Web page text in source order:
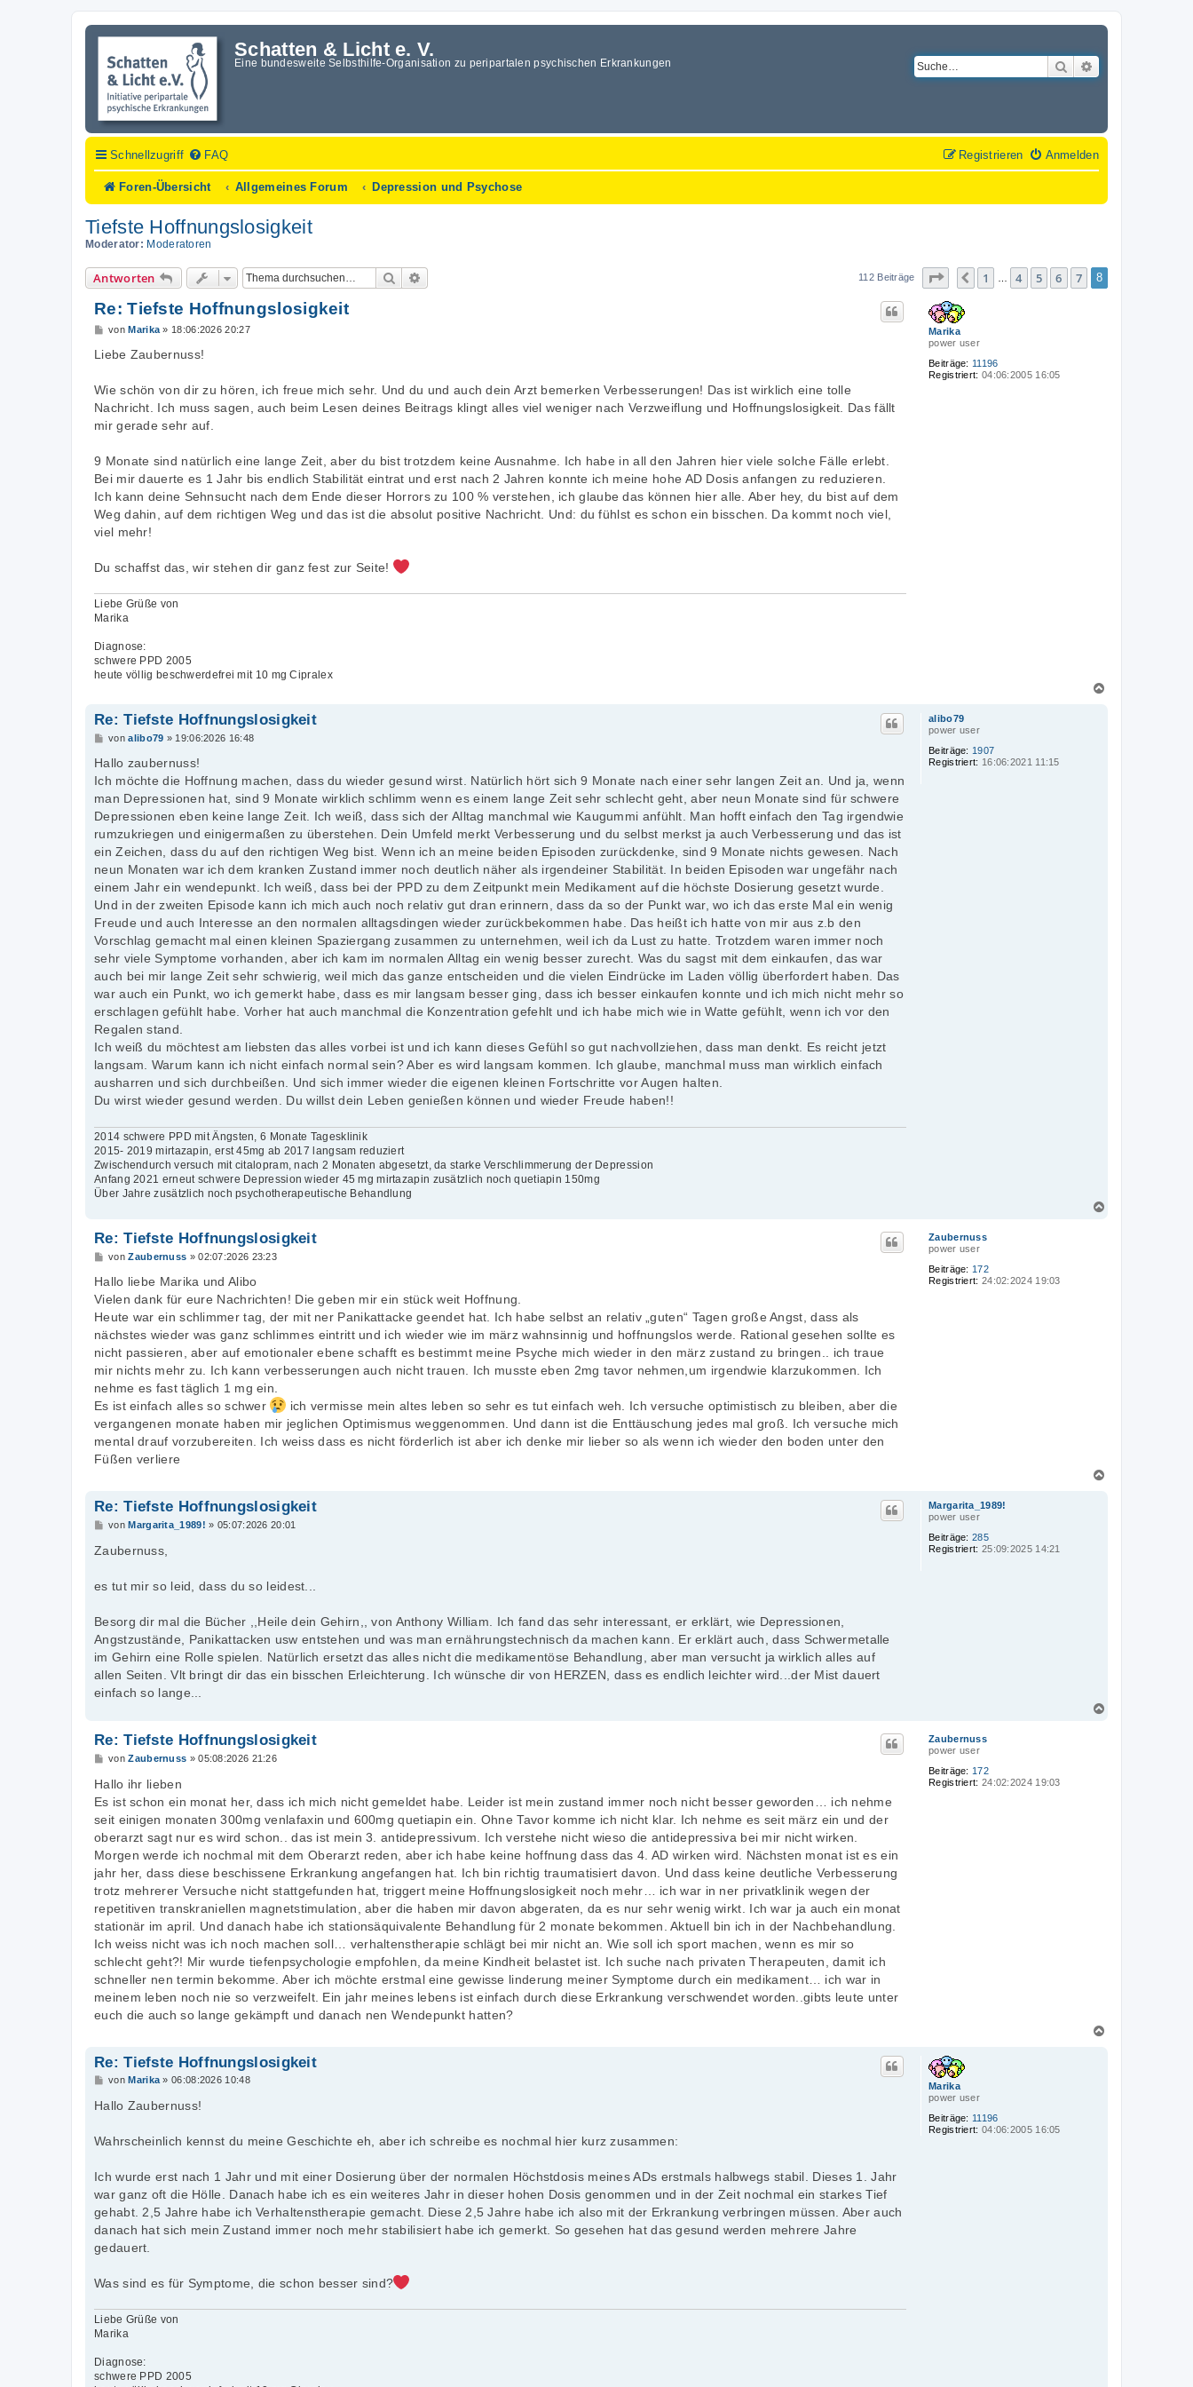
Schatten & Licht e. V.
Eine bundesweite Selbsthilfe-Organisation zu peripartalen psychischen Erkrankungen Suche
Schnellzugriff FAQ Anmelden
Registrieren
Foren-Übersicht Allgemeines Forum Depression und Psychose
Tiefste Hoffnungslosigkeit
Moderator: Moderatoren
Antworten Suche 112 Beiträge Seite von 8
Vorherige
1 4 5 6 7 8
Marika
power user
Beiträge: 11196
Registriert: 04:06:2005 16:05
Re: Tiefste Hoffnungslosigkeit
B
i
a
g
vonMarika » 18:06:2026 20:27
Liebe Zaubernuss!
Wie schön von dir zu hören, ich freue mich sehr. Und du und auch dein Arzt bemerken Verbesserungen! Das ist wirklich eine tolle
Nachricht. Ich muss sagen, auch beim Lesen deines Beitrags klingt alles viel weniger nach Verzweiflung und Hoffnungslosigkeit. Das fällt
mir gerade sehr auf.
9 Monate sind natürlich eine lange Zeit, aber du bist trotzdem keine Ausnahme. Ich habe in all den Jahren hier viele solche Fälle erlebt.
Bei mir dauerte es 1 Jahr bis endlich Stabilität eintrat und erst nach 2 Jahren konnte ich meine hohe AD Dosis anfangen zu reduzieren.
Ich kann deine Sehnsucht nach dem Ende dieser Horrors zu 100 % verstehen, ich glaube das können hier alle. Aber hey, du bist auf dem
Weg dahin, auf dem richtigen Weg und das ist die absolut positive Nachricht. Und: du fühlst es schon ein bisschen. Da kommt noch viel,
viel mehr!
Du schaffst das, wir stehen dir ganz fest zur Seite!
Liebe Grüße von
Marika
Diagnose:
schwere PPD 2005
heute völlig beschwerdefrei mit 10 mg Cipralex
alibo79
power user
Beiträge: 1907
Registriert: 16:06:2021 11:15
Re: Tiefste Hoffnungslosigkeit
B
i
r
a
g
vonalibo79 » 19:06:2026 16:48
Hallo zaubernuss!
Ich möchte die Hoffnung machen, dass du wieder gesund wirst. Natürlich hört sich 9 Monate nach einer sehr langen Zeit an. Und ja, wenn
man Depressionen hat, sind 9 Monate wirklich schlimm wenn es einem lange Zeit sehr schlecht geht, aber neun Monate sind für schwere
Depressionen eben keine lange Zeit. Ich weiß, dass sich der Alltag manchmal wie Kaugummi anfühlt. Man hofft einfach den Tag irgendwie
rumzukriegen und einigermaßen zu überstehen. Dein Umfeld merkt Verbesserung und du selbst merkst ja auch Verbesserung und das ist
ein Zeichen, dass du auf den richtigen Weg bist. Wenn ich an meine beiden Episoden zurückdenke, sind 9 Monate nichts gewesen. Nach
neun Monaten war ich dem kranken Zustand immer noch deutlich näher als irgendeiner Stabilität. In beiden Episoden war ungefähr nach
einem Jahr ein wendepunkt. Ich weiß, dass bei der PPD zu dem Zeitpunkt mein Medikament auf die höchste Dosierung gesetzt wurde.
Und in der zweiten Episode kann ich mich auch noch relativ gut dran erinnern, dass da so der Punkt war, wo ich das erste Mal ein wenig
Freude und auch Interesse an den normalen alltagsdingen wieder zurückbekommen habe. Das heißt ich hatte von mir aus z.b den
Vorschlag gemacht mal einen kleinen Spaziergang zusammen zu unternehmen, weil ich da Lust zu hatte. Trotzdem waren immer noch
sehr viele Symptome vorhanden, aber ich kam im normalen Alltag ein wenig besser zurecht. Was du sagst mit dem einkaufen, das war
auch bei mir lange Zeit sehr schwierig, weil mich das ganze entscheiden und die vielen Eindrücke im Laden völlig überfordert haben. Das
war auch ein Punkt, wo ich gemerkt habe, dass es mir langsam besser ging, dass ich besser einkaufen konnte und ich mich nicht mehr so
erschlagen gefühlt habe. Vorher hat auch manchmal die Konzentration gefehlt und ich habe mich wie in Watte gefühlt, wenn ich vor den
Regalen stand.
Ich weiß du möchtest am liebsten das alles vorbei ist und ich kann dieses Gefühl so gut nachvollziehen, dass man denkt. Es reicht jetzt
langsam. Warum kann ich nicht einfach normal sein? Aber es wird langsam kommen. Ich glaube, manchmal muss man wirklich einfach
ausharren und sich durchbeißen. Und sich immer wieder die eigenen kleinen Fortschritte vor Augen halten.
Du wirst wieder gesund werden. Du willst dein Leben genießen können und wieder Freude haben!!
2014 schwere PPD mit Ängsten, 6 Monate Tagesklinik
2015- 2019 mirtazapin, erst 45mg ab 2017 langsam reduziert
Zwischendurch versuch mit citalopram, nach 2 Monaten abgesetzt, da starke Verschlimmerung der Depression
Anfang 2021 erneut schwere Depression wieder 45 mg mirtazapin zusätzlich noch quetiapin 150mg
Über Jahre zusätzlich noch psychotherapeutische Behandlung
Zaubernuss
power user
Beiträge: 172
Registriert: 24:02:2024 19:03
Re: Tiefste Hoffnungslosigkeit
B
i
r
a
g
vonZaubernuss »02:07:2026 23:23
Hallo liebe Marika und Alibo
Vielen dank für eure Nachrichten! Die geben mir ein stück weit Hoffnung.
Heute war ein schlimmer tag, der mit ner Panikattacke geendet hat. Ich habe selbst an relativ „guten“ Tagen große Angst, dass als
nächstes wieder was ganz schlimmes eintritt und ich wieder wie im märz wahnsinnig und hoffnungslos werde. Rational gesehen sollte es
nicht passieren, aber auf emotionaler ebene schafft es bestimmt meine Psyche mich wieder in den märz zustand zu bringen.. ich traue
mir nichts mehr zu. Ich kann verbesserungen auch nicht trauen. Ich musste eben 2mg tavor nehmen,um irgendwie klarzukommen. Ich
nehme es fast täglich 1 mg ein.
Es ist einfach alles so schwer
ich vermisse mein altes leben so sehr es tut einfach weh. Ich versuche optimistisch zu bleiben, aber die
vergangenen monate haben mir jeglichen Optimismus weggenommen. Und dann ist die Enttäuschung jedes mal groß. Ich versuche mich
mental drauf vorzubereiten. Ich weiss dass es nicht förderlich ist aber ich denke mir lieber so als wenn ich wieder den boden unter den
Füßen verliere
Margarita_1989!
power user
Beiträge: 285
Registriert: 25:09:2025 14:21
Re: Tiefste Hoffnungslosigkeit
B
i
a
g
von Margarita_1989! » 05:07:2026 20:01
Zaubernuss,
es tut mir so leid, dass du so leidest...
Besorg dir mal die Bücher ,,Heile dein Gehirn,, von Anthony William. Ich fand das sehr interessant, er erklärt, wie Depressionen,
Angstzustände, Panikattacken usw entstehen und was man ernährungstechnisch da machen kann. Er erklärt auch, dass Schwermetalle
im Gehirn eine Rolle spielen. Natürlich ersetzt das alles nicht die medikamentöse Behandlung, aber man versucht ja wirklich alles auf
allen Seiten. Vlt bringt dir das ein bisschen Erleichterung. Ich wünsche dir von HERZEN, dass es endlich leichter wird...der Mist dauert
einfach so lange...
Zaubernuss
power user
Beiträge: 172
Registriert: 24:02:2024 19:03
Re: Tiefste Hoffnungslosigkeit
B
i
t
r
a
g
vonZaubernuss »05:08:2026 21:26
Hallo ihr lieben
Es ist schon ein monat her, dass ich mich nicht gemeldet habe. Leider ist mein zustand immer noch nicht besser geworden… ich nehme
seit einigen monaten 300mg venlafaxin und 600mg quetiapin ein. Ohne Tavor komme ich nicht klar. Ich nehme es seit märz ein und der
oberarzt sagt nur es wird schon.. das ist mein 3. antidepressivum. Ich verstehe nicht wieso die antidepressiva bei mir nicht wirken.
Morgen werde ich nochmal mit dem Oberarzt reden, aber ich habe keine hoffnung dass das 4. AD wirken wird. Nächsten monat ist es ein
jahr her, dass diese beschissene Erkrankung angefangen hat. Ich bin richtig traumatisiert davon. Und dass keine deutliche Verbesserung
trotz mehrerer Versuche nicht stattgefunden hat, triggert meine Hoffnungslosigkeit noch mehr… ich war in ner privatklinik wegen der
repetitiven transkraniellen magnetstimulation, aber die haben mir davon abgeraten, da es nur sehr wenig wirkt. Ich war ja auch ein monat
stationär im april. Und danach habe ich stationsäquivalente Behandlung für 2 monate bekommen. Aktuell bin ich in der Nachbehandlung.
Ich weiss nicht was ich noch machen soll… verhaltenstherapie schlägt bei mir nicht an. Wie soll ich sport machen, wenn es mir so
schlecht geht?! Mir wurde tiefenpsychologie empfohlen, da meine Kindheit belastet ist. Ich suche nach privaten Therapeuten, damit ich
schneller nen termin bekomme. Aber ich möchte erstmal eine gewisse linderung meiner Symptome durch ein medikament… ich war in
meinem leben noch nie so verzweifelt. Ein jahr meines lebens ist einfach durch diese Erkrankung verschwendet worden..gibts leute unter
euch die auch so lange gekämpft und danach nen Wendepunkt hatten?
Marika
power user
Beiträge: 11196
Registriert: 04:06:2005 16:05
Re: Tiefste Hoffnungslosigkeit
B
i
a
g
von Marika»06:08:2026 10:48
Hallo Zaubernuss!
Wahrscheinlich kennst du meine Geschichte eh, aber ich schreibe es nochmal hier kurz zusammen:
Ich wurde erst nach 1 Jahr und mit einer Dosierung über der normalen Höchstdosis meines ADs erstmals halbwegs stabil. Dieses 1. Jahr
war ganz oft die Hölle. Danach habe ich es ein weiteres Jahr in dieser hohen Dosis genommen und in der Zeit nochmal ein starkes Tief
gehabt. 2,5 Jahre habe ich Verhaltenstherapie gemacht. Diese 2,5 Jahre habe ich also mit der Erkrankung verbringen müssen. Aber auch
danach hat sich mein Zustand immer noch mehr stabilisiert habe ich gemerkt. So gesehen hat das gesund werden mehrere Jahre
gedauert.
Was sind es für Symptome, die schon besser sind?
Liebe Grüße von
Marika
Diagnose:
schwere PPD 2005